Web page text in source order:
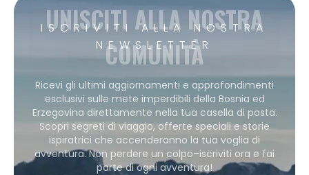
ISCRIVITI ALLA NOSTRA
NEWSLETTER
UNISCITI ALLA NOSTRA
COMUNITÀ
Ricevi gli ultimi aggiornamenti e approfondimenti
esclusivi sulle mete imperdibili della Bosnia ed
Erzegovina direttamente nella tua casella di posta.
Scopri segreti di viaggio, offerte speciali e storie
ispiratrici che accenderanno la tua voglia di
avventura. Non perdere un colpo–iscriviti ora e fai
parte di ogni avventura!